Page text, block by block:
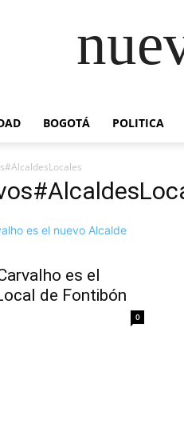
BOGOTÁ POLITICA
es el
de Fontibón
0